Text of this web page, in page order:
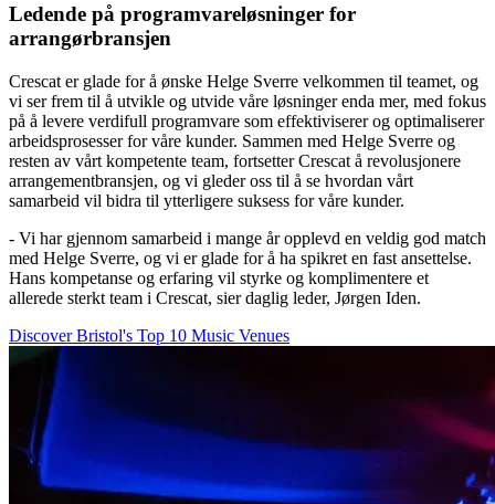
Ledende på programvareløsninger for
arrangørbransjen
Crescat er glade for å ønske Helge Sverre velkommen til teamet, og
vi ser frem til å utvikle og utvide våre løsninger enda mer, med fokus
på å levere verdifull programvare som effektiviserer og optimaliserer
arbeidsprosesser for våre kunder. Sammen med Helge Sverre og
resten av vårt kompetente team, fortsetter Crescat å revolusjonere
arrangementbransjen, og vi gleder oss til å se hvordan vårt
samarbeid vil bidra til ytterligere suksess for våre kunder.
- Vi har gjennom samarbeid i mange år opplevd en veldig god match
med Helge Sverre, og vi er glade for å ha spikret en fast ansettelse.
Hans kompetanse og erfaring vil styrke og komplimentere et
allerede sterkt team i Crescat, sier daglig leder, Jørgen Iden.
Discover Bristol's Top 10 Music Venues